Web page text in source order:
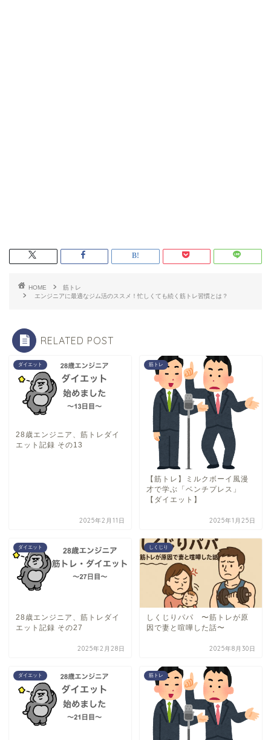
HOME
筋トレ
エンジニアに最適なジム活のススメ！忙しくても続く筋トレ習慣とは？
RELATED POST
ダイエット
28歳エンジニア、筋トレダイ
エット記録 その13
2025年2月11日
筋トレ
【筋トレ】ミルクボーイ風漫
才で学ぶ「ベンチプレス」
【ダイエット】
2025年1月25日
ダイエット
28歳エンジニア、筋トレダイ
エット記録 その27
2025年2月28日
しくじり
しくじりパパ 〜筋トレが原
因で妻と喧嘩した話〜
2025年8月30日
ダイエット 筋トレ